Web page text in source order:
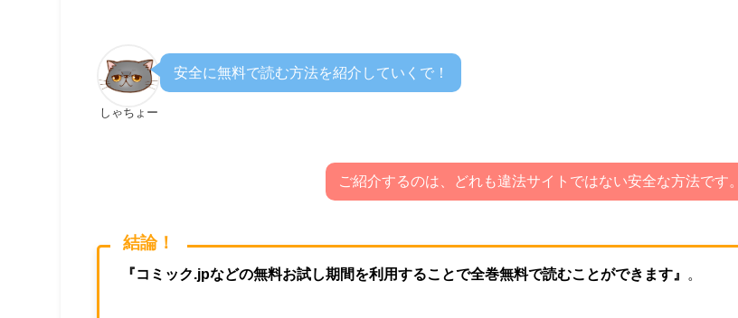
しゃちょー
安全に無料で読む方法を紹介していくで！
ご紹介するのは、どれも違法サイトではない安全な方法です。
結論！
『コミック.jpなどの無料お試し期間を利用することで全巻無料で読むことができます』